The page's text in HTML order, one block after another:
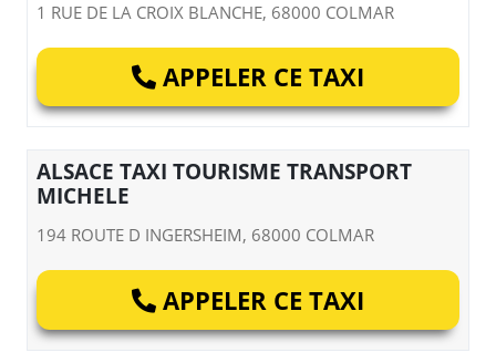
1 RUE DE LA CROIX BLANCHE, 68000 COLMAR
APPELER CE TAXI
ALSACE TAXI TOURISME TRANSPORT
MICHELE
194 ROUTE D INGERSHEIM, 68000 COLMAR
APPELER CE TAXI